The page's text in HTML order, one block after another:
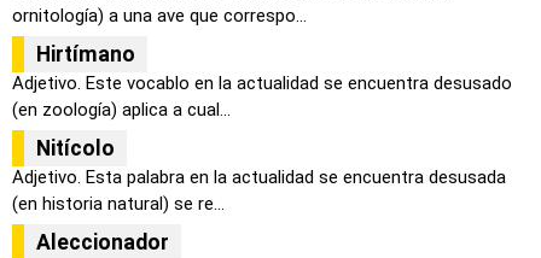
ornitología) a una ave que correspo...
Hirtímano
Adjetivo. Este vocablo en la actualidad se encuentra desusado
(en zoología) aplica a cual...
Nitícolo
Adjetivo. Esta palabra en la actualidad se encuentra desusada
(en historia natural) se re...
Aleccionador